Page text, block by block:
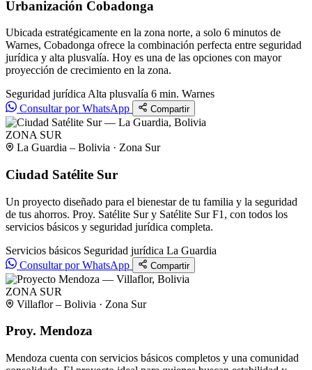
Urbanización Cobadonga
Ubicada estratégicamente en la zona norte, a solo 6 minutos de
Warnes, Cobadonga ofrece la combinación perfecta entre seguridad
jurídica y alta plusvalía. Hoy es una de las opciones con mayor
proyección de crecimiento en la zona.
Seguridad jurídica Alta plusvalía 6 min. Warnes
Consultar por WhatsApp
Compartir
ZONA SUR
La Guardia – Bolivia · Zona Sur
Ciudad Satélite Sur
Un proyecto diseñado para el bienestar de tu familia y la seguridad
de tus ahorros. Proy. Satélite Sur y Satélite Sur F1, con todos los
servicios básicos y seguridad jurídica completa.
Servicios básicos Seguridad jurídica La Guardia
Consultar por WhatsApp
Compartir
ZONA SUR
Villaflor – Bolivia · Zona Sur
Proy. Mendoza
Mendoza cuenta con servicios básicos completos y una comunidad